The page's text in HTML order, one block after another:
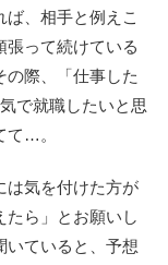
、相手と例えこ
張って続けている
の際、「仕事した
で就職したいと思
て…。
は気を付けた方が
たら」とお願いし
いていると、予想